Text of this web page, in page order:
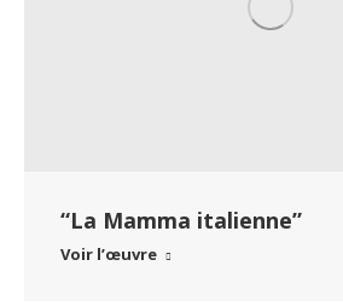
“La Mamma italienne”
Voir l’œuvre